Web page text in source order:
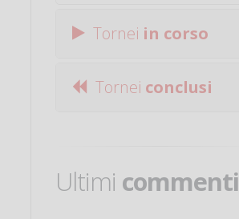
Tornei in corso
Tornei conclusi
Ultimi commenti